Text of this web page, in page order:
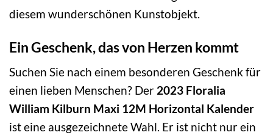
diesem wunderschönen Kunstobjekt.
Ein Geschenk, das von Herzen kommt
Suchen Sie nach einem besonderen Geschenk für
einen lieben Menschen? Der 2023 Floralia
William Kilburn Maxi 12M Horizontal Kalender
ist eine ausgezeichnete Wahl. Er ist nicht nur ein